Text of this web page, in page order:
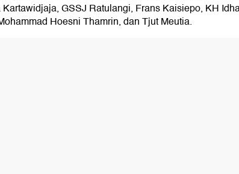
GSSJ Ratulangi, Frans Kaisiepo, KH
Hoesni Thamrin, dan Tjut Meutia.